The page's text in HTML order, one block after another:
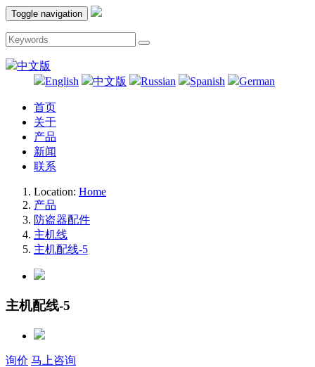
Toggle navigation
中文版
English
中文版 Russian Spanish German
首页
关于
产品
新闻
联系
Location: Home
产品
防盗器配件
主机线
主机配线-5
主机配线-5
询价 马上咨询